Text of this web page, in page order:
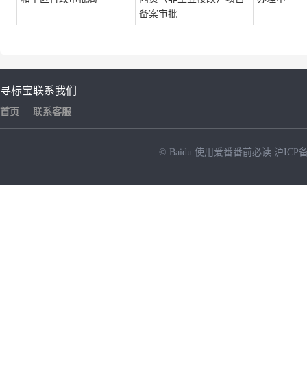
备案审批
寻标宝
首页
联系我们
联系客服
© Baidu 使用爱番番前必读 沪ICP